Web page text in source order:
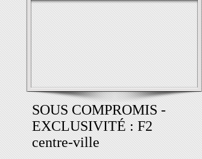
SOUS COMPROMIS -
EXCLUSIVITÉ : F2
centre-ville